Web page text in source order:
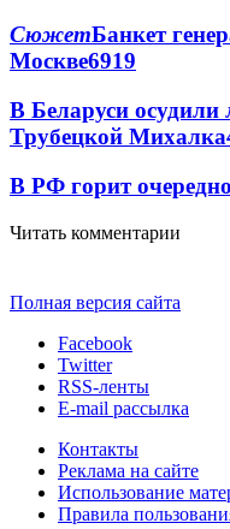
СюжетБанкет
Москве6919
В Беларуси
Трубецкой Михалка
В РФ горит
Читать комментарии
Полная версия сайта
Facebook
Twitter
RSS-ленты
E-mail рассылка
Контакты
Реклама на сайте
Использование
Правила